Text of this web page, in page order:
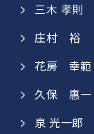
三木 孝則
庄村 裕​
花房 幸範​
久保 惠一​​
泉 光一郎